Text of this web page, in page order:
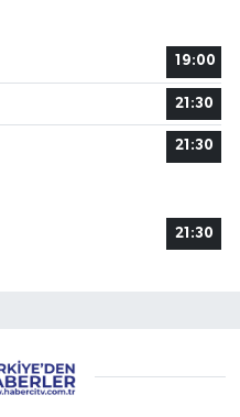
19:00
21:30
21:30
21:30